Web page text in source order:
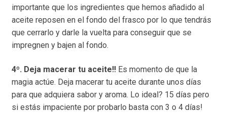
importante que los ingredientes que hemos añadido al
aceite reposen en el fondo del frasco por lo que tendrás
que cerrarlo y darle la vuelta para conseguir que se
impregnen y bajen al fondo.
4º. Deja macerar tu aceite!!Es momento de que la
magia actúe. Deja macerar tu aceite durante unos días
para que adquiera sabor y aroma. Lo ideal? 15 días pero
si estás impaciente por probarlo basta con 3 o 4 días!